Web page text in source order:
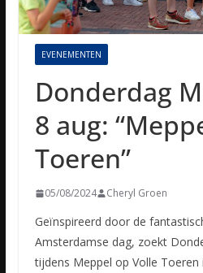
EVENEMENTEN
Donderdag
8 aug:
Toeren”
05/08/2024 Cheryl Groen
Geïnspireerd door de
Amsterdamse dag, zoekt
tijdens Meppel op Volle Toeren